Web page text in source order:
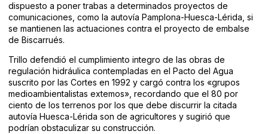
dispuesto a poner trabas a determinados proyectos de
comunicaciones, como la autovía Pamplona-Huesca-Lérida, si
se mantienen las actuaciones contra el proyecto de embalse
de Biscarrués.
Trillo defendió el cumplimiento integro de las obras de
regulación hidráulica contempladas en el Pacto del Agua
suscrito por las Cortes en 1992 y cargó contra los «grupos
medioambientalistas extemos», recordando que el 80 por
ciento de los terrenos por los que debe discurrir la citada
autovía Huesca-Lérida son de agricultores y sugirió que
podrían obstaculizar su construcción.